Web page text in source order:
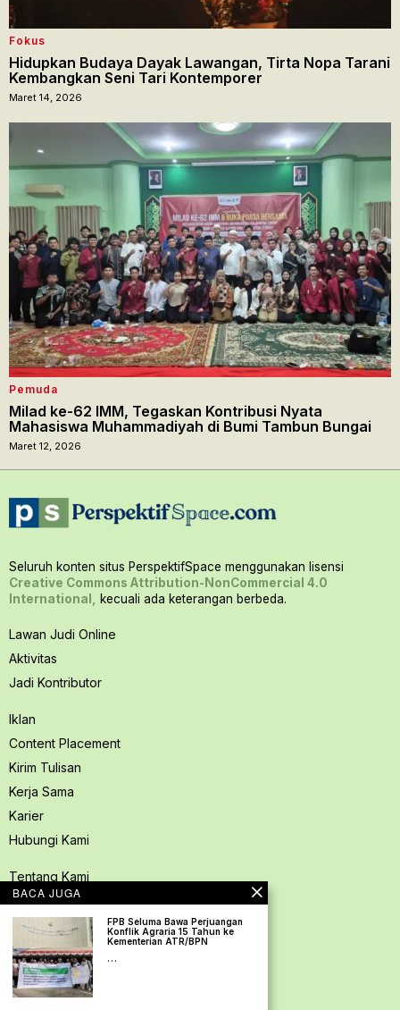
Fokus
Hidupkan Budaya Dayak Lawangan, Tirta Nopa Tarani
Kembangkan Seni Tari Kontemporer
Maret 14, 2026
Pemuda
Milad ke-62 IMM, Tegaskan Kontribusi Nyata
Mahasiswa Muhammadiyah di Bumi Tambun Bungai
Maret 12, 2026
Seluruh konten situs PerspektifSpace menggunakan lisensi
Creative Commons Attribution-NonCommercial 4.0
International,
kecuali ada keterangan berbeda.
Lawan Judi Online
Aktivitas
Jadi Kontributor
Iklan
Content Placement
Kirim Tulisan
Kerja Sama
Karier
Hubungi Kami
Tentang Kami
Redaksi PerspektifSpace
Kode Etik Jurnalistik
Pedoman Media Siber
Kebijakan Privasi
Pedoman Ramah Anak
BACA JUGA
FPB Seluma Bawa Perjuangan
Konflik Agraria 15 Tahun ke
Kementerian ATR/BPN
…